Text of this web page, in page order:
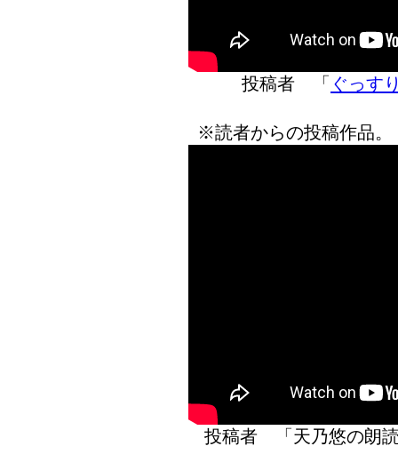
投稿者 「 ぐっす
※読者からの投稿作品
投稿者 「天乃悠の